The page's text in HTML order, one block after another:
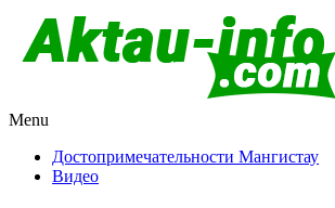
Казахстан
Menu
Достопримечательности Мангистау
Видео